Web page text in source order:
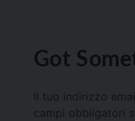
Got
Il tuo indirizzo
campi obbligatori